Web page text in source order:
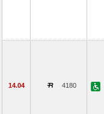
14.04 4180